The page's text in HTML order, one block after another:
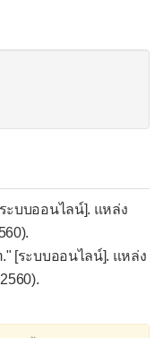
แดง
ำ
ระบบออนไลน์]. แหล่ง
[ระบบออนไลน์]. แหล่ง